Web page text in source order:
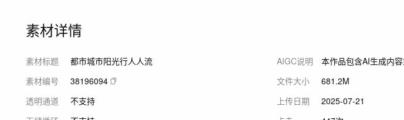
素材详情
素材标题
都市城市阳光行人人流
素材编号
38196094
透明通道
不支持
AIGC说明
本作品包含AI生成内
文件大小
681.2M
上传日期
2025-07-21